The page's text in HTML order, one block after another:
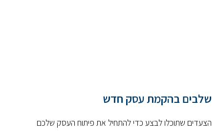
שלבים בהקמת עסק חדש
הצעדים שתוכלו לבצע כדי להתחיל את פיתוח העסק שלכם